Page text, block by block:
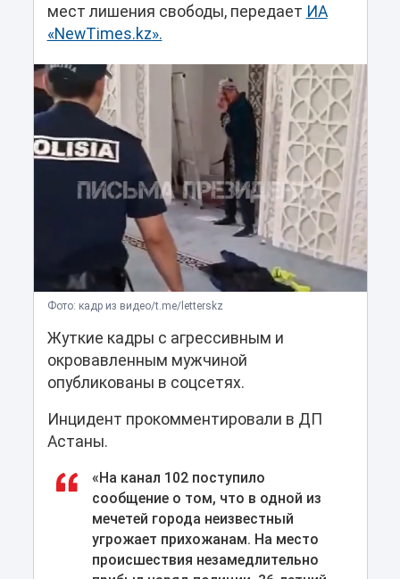
мест лишения свободы, передает ИА
«NewTimes.kz».
Фото: кадр из видео/t.me/letterskz
Жуткие кадры с агрессивным и
окровавленным мужчиной
опубликованы в соцсетях.
Инцидент прокомментировали в ДП
Астаны.
«На канал 102 поступило
сообщение о том, что в одной из
мечетей города неизвестный
угрожает прихожанам. На место
происшествия незамедлительно